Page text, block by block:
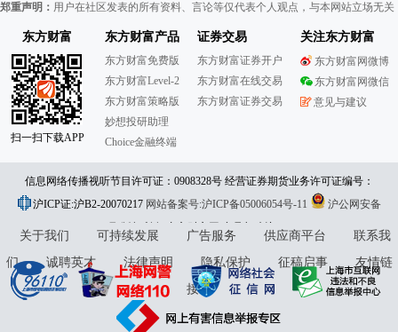
郑重声明： 用户在社区发表的所有资料、言论等仅代表个人观点，与本网站立场无
东方财富
扫一扫下载APP
东方财富产品
东方财富免费版
东方财富Level-2
东方财富策略版
妙想投研助理
Choice金融终端
证券交易
东方财富证券开户
东方财富在线交易
东方财富证券交易
关注东方财富
东方财富网微博
东方财富网微信
意见与建议
信息网络传播视听节目许可证：0908328号 经营证券期货业务许可证编号：
913101046312860336 违法和不良信息举报:021-61278686 举报邮箱：
jubao@eastmoney.com
沪ICP证:沪B2-20070217 网站备案号:沪ICP备05006054号-11
沪公网安备
31010402000120号版权所有:东方财富网意见与建议:4000300059/952500
关于我们 可持续发展 广告服务 供应商平台
联系我
们
诚聘英才 法律声明 隐私保护 征稿启事
友情链
接